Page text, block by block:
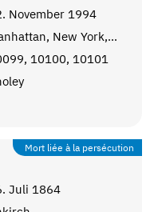
November 1994
Manhattan, New York, NY
10100, 10101
Mort liée à la persécution
Juli 1864